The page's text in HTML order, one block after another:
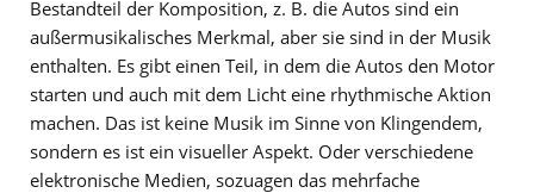
Bestandteil der Komposition, z. B. die Autos sind ein
außermusikalisches Merkmal, aber sie sind in der Musik
enthalten. Es gibt einen Teil, in dem die Autos den Motor
starten und auch mit dem Licht eine rhythmische Aktion
machen. Das ist keine Musik im Sinne von Klingendem,
sondern es ist ein visueller Aspekt. Oder verschiedene
elektronische Medien, sozuagen das mehrfache